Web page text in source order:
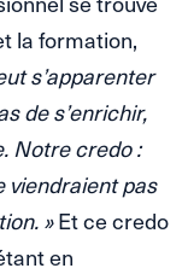
la formation,
s’apparenter
de s’enrichir,
Notre credo :
viendraient pas
»Et ce credo
en